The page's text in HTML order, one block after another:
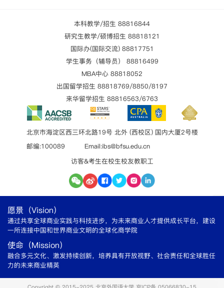
本科教学/招生 88816844
研究生教学/硕博招生 88818121
国际办(国际交流) 88817751
学生事务（辅导员） 88816499
MBA中心 88818052
出国留学招生 88818769/8850/8197
来华留学招生 88816563/6763
北京市海淀区西三环北路19号 北外 (西校区) 国内大厦2号楼
邮编:100089 Email:ibs@bfsu.edu.cn
访客&考生在校生校友教职工
愿景（Vision）
通过共享全球商业实践与科技进步，为未来商业人才提供成长平台，建设
一所连接中国和世界商业文明的全球化商学院
使命（Mission）
融合多元文化、激发持续创新，培养具有开放视野、社会责任和全球胜任
力的未来商业精英